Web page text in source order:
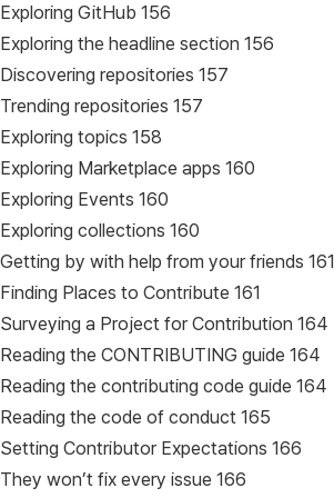
Exploring GitHub 156
Exploring the headline section 156
Discovering repositories 157
Trending repositories 157
Exploring topics 158
Exploring Marketplace apps 160
Exploring Events 160
Exploring collections 160
Getting by with help from your friends 161
Finding Places to Contribute 161
Surveying a Project for Contribution 164
Reading the CONTRIBUTING guide 164
Reading the contributing code guide 164
Reading the code of conduct 165
Setting Contributor Expectations 166
They won’t fix every issue 166